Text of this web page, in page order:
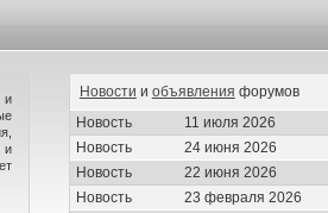
и
и
Новости и объявления форумов
Новость
11 июля 2026
Новость
24 июня 2026
Новость
22 июня 2026
Новость
23 февраля 2026